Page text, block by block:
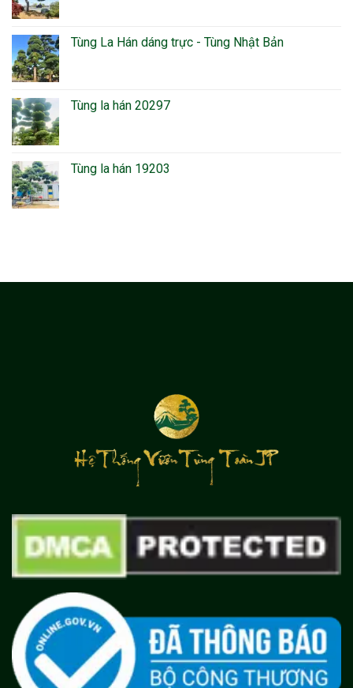
Tùng La Hán dáng trực - Tùng Nhật Bản
Tùng la hán 20297
Tùng la hán 19203